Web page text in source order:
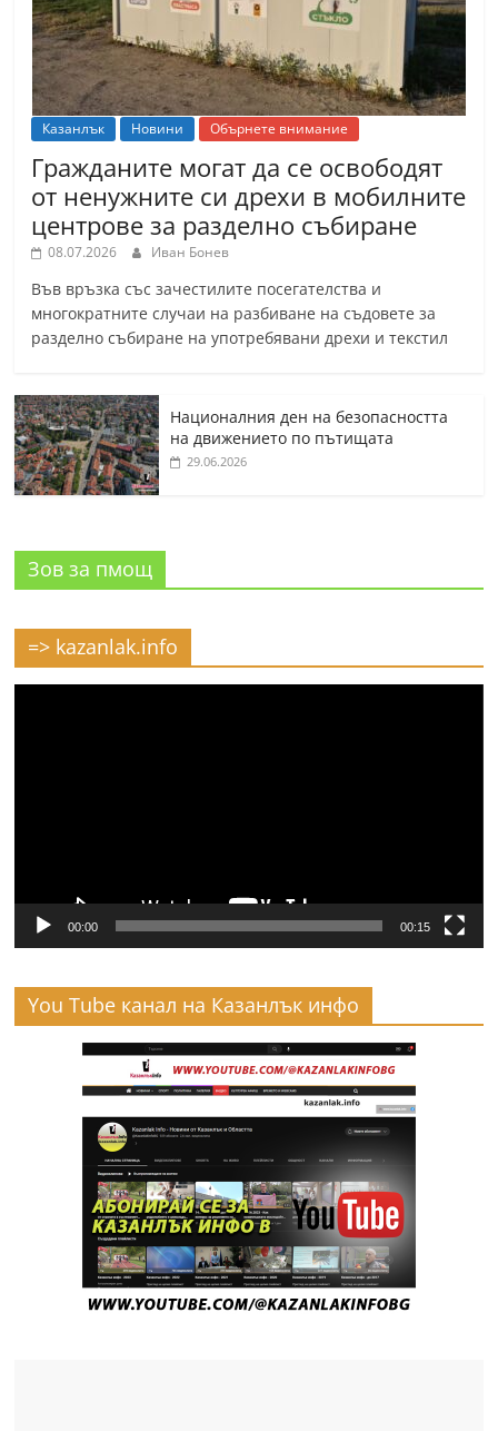
Казанлък Новини Обърнете внимание
Гражданите могат да се освободят
от ненужните си дрехи в мобилните
центрове за разделно събиране
08.07.2026 Иван Бонев
Във връзка със зачестилите посегателства и
многократните случаи на разбиване на съдовете за
разделно събиране на употребявани дрехи и текстил
Националния ден на безопасността
на движението по пътищата
29.06.2026
Зов за пмощ
=> kazanlak.info
00:00 00:15
You Tube канал на Казанлък инфо